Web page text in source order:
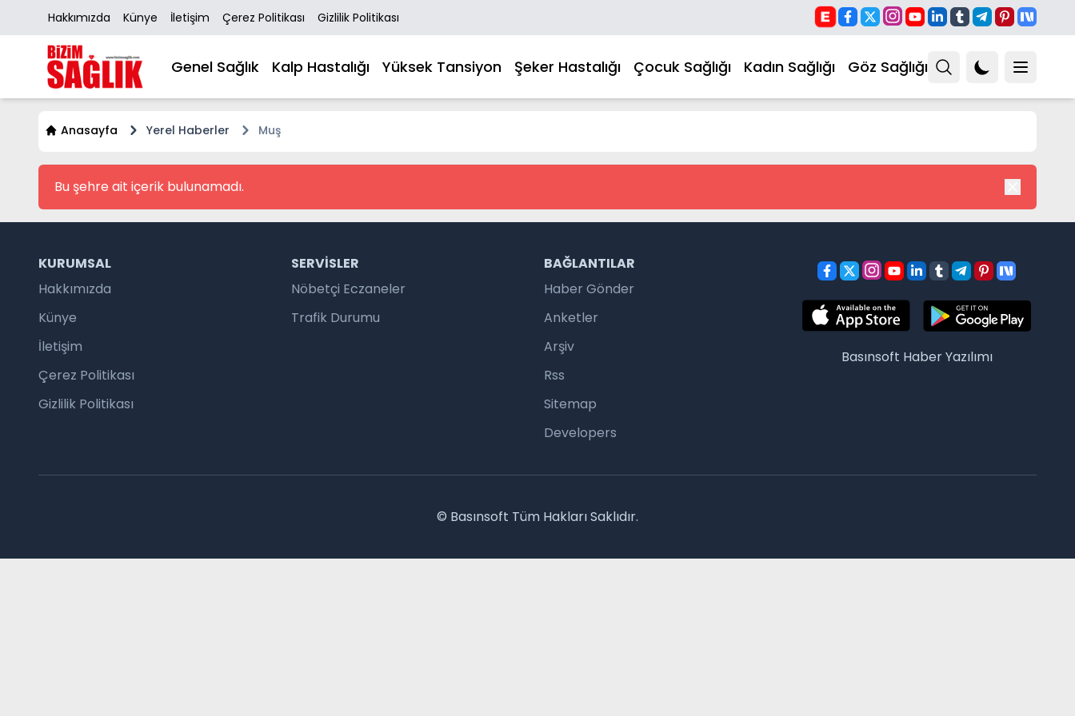
Hakkımızda Künye İletişim Çerez Politikası Gizlilik Politikası
Genel Sağlık Kalp Hastalığı Yüksek Tansiyon Şeker Hastalığı Çocuk Sağlığı Kadın Sağlığı Göz Sağlığı
Anasayfa Yerel Haberler Muş
Bu şehre ait içerik bulunamadı.
KURUMSAL
Hakkımızda
Künye
İletişim
Çerez Politikası
Gizlilik Politikası
SERVISLER
Nöbetçi Eczaneler
Trafik Durumu
BAĞLANTILAR
Haber Gönder
Anketler
Arşiv
Rss
Sitemap
Developers
Basınsoft Haber Yazılımı
© Basınsoft Tüm Hakları Saklıdır.